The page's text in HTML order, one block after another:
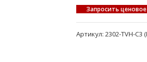
Запросить
Артикул: 2302-TVH-C3